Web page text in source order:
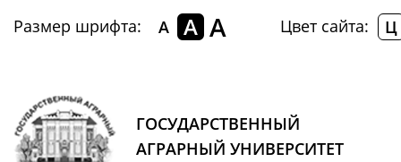
Размер шрифта: A A A Цвет сайта: Ц
ГОСУДАРСТВЕННЫЙ
АГРАРНЫЙ УНИВЕРСИТЕТ